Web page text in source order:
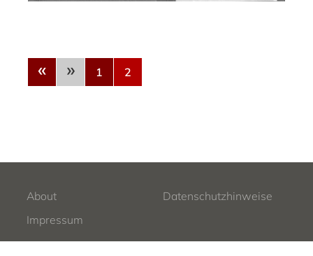
« » 1 2
About
Datenschutzhinweise
Impressum